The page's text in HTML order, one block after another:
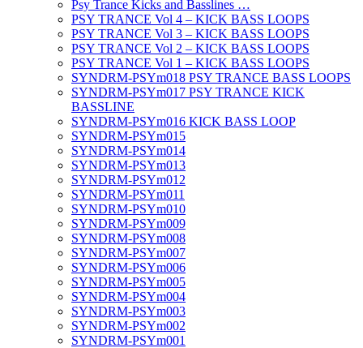
Psy Trance Kicks and Basslines …
PSY TRANCE Vol 4 – KICK BASS LOOPS
PSY TRANCE Vol 3 – KICK BASS LOOPS
PSY TRANCE Vol 2 – KICK BASS LOOPS
PSY TRANCE Vol 1 – KICK BASS LOOPS
SYNDRM-PSYm018 PSY TRANCE BASS LOOPS
SYNDRM-PSYm017 PSY TRANCE KICK
BASSLINE
SYNDRM-PSYm016 KICK BASS LOOP
SYNDRM-PSYm015
SYNDRM-PSYm014
SYNDRM-PSYm013
SYNDRM-PSYm012
SYNDRM-PSYm011
SYNDRM-PSYm010
SYNDRM-PSYm009
SYNDRM-PSYm008
SYNDRM-PSYm007
SYNDRM-PSYm006
SYNDRM-PSYm005
SYNDRM-PSYm004
SYNDRM-PSYm003
SYNDRM-PSYm002
SYNDRM-PSYm001